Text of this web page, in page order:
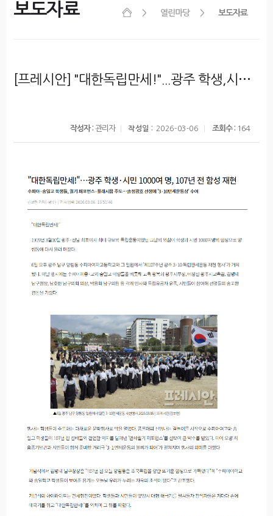
보도자료 열린마당 보도자료
[프레시안] "대한독립만세!"...광주 학생,시민 1000여 명, 107년 전 함성 재현
작성자 : 관리자 작성일 : 2026-03-06 조회수 : 164